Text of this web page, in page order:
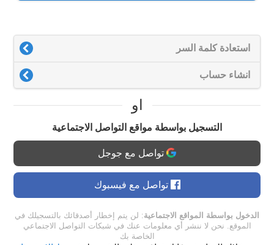
استعادة كلمة السر
انشاء حساب
او
التسجيل بواسطة مواقع التواصل الاجتماعية
تواصل مع جوجل
تواصل مع فيسبوك
الدخول بواسطة المواقع الاجتماعية: لن يتم إخطار أصدقائك بالتسجيلك في
الموقع. نحن لا ننشر أي معلومات عنك في شبكات التواصل الاجتماعي
الخاصة بك